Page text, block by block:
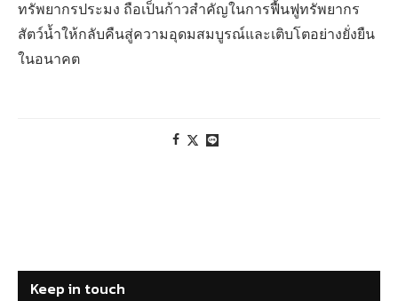
ทรัพยากรประมง ถือเป็นก้าวสำคัญในการฟื้นฟูทรัพยากร
สัตว์น้ำให้กลับคืนสู่ความอุดมสมบูรณ์และเติบโตอย่างยั่งยืน
ในอนาคต
Keep in touch